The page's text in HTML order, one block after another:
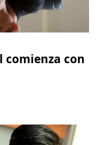
comienza con